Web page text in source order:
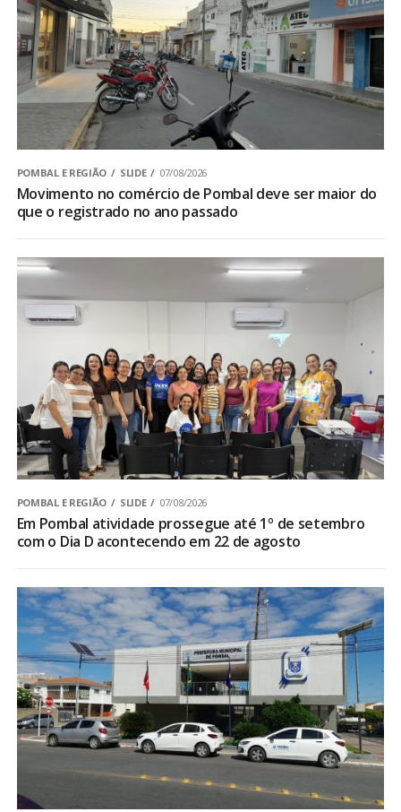
POMBAL E REGIÃO SLIDE 07/08/2026
Movimento no comércio de Pombal deve ser maior do
que o registrado no ano passado
POMBAL E REGIÃO SLIDE 07/08/2026
Em Pombal atividade prossegue até 1º de setembro
com o Dia D acontecendo em 22 de agosto